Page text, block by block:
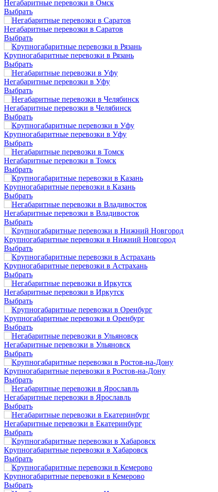
Негабаритные перевозки в Омск
Выбрать
Негабаритные перевозки в Саратов
Выбрать
Крупногабаритные перевозки в Рязань
Выбрать
Негабаритные перевозки в Уфу
Выбрать
Негабаритные перевозки в Челябинск
Выбрать
Крупногабаритные перевозки в Уфу
Выбрать
Негабаритные перевозки в Томск
Выбрать
Крупногабаритные перевозки в Казань
Выбрать
Негабаритные перевозки в Владивосток
Выбрать
Крупногабаритные перевозки в Нижний Новгород
Выбрать
Крупногабаритные перевозки в Астрахань
Выбрать
Негабаритные перевозки в Иркутск
Выбрать
Крупногабаритные перевозки в Оренбург
Выбрать
Негабаритные перевозки в Ульяновск
Выбрать
Крупногабаритные перевозки в Ростов-на-Дону
Выбрать
Негабаритные перевозки в Ярославль
Выбрать
Негабаритные перевозки в Екатеринбург
Выбрать
Крупногабаритные перевозки в Хабаровск
Выбрать
Крупногабаритные перевозки в Кемерово
Выбрать